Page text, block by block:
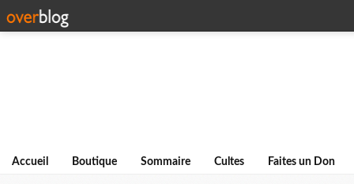
Accueil Boutique Sommaire Cultes Faites un Don